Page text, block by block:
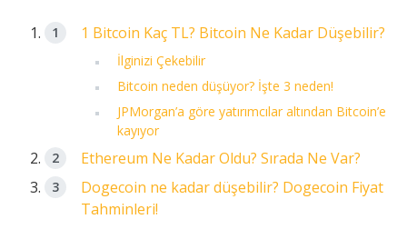
1 Bitcoin Kaç TL? Bitcoin Ne Kadar Düşebilir?
İlginizi Çekebilir
Bitcoin neden düşüyor? İşte 3 neden!
JPMorgan’a göre yatırımcılar altından Bitcoin’e
kayıyor
Ethereum Ne Kadar Oldu? Sırada Ne Var?
Dogecoin ne kadar düşebilir? Dogecoin Fiyat
Tahminleri!